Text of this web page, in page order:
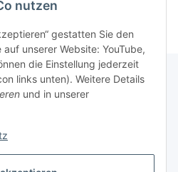
nutzen
gestatten Sie den
unserer Website: YouTube,
die Einstellung jederzeit
links unten). Weitere Details
und in unserer